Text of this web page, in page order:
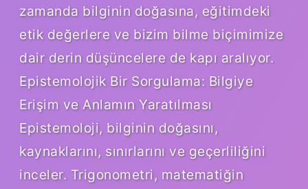
zamanda bilginin doğasına, eğitimdeki
etik değerlere ve bizim bilme biçimimize
dair derin düşüncelere de kapı aralıyor.
Epistemolojik Bir Sorgulama: Bilgiye
Erişim ve Anlamın Yaratılması
Epistemoloji, bilginin doğasını,
kaynaklarını, sınırlarını ve geçerliliğini
inceler. Trigonometri, matematiğin